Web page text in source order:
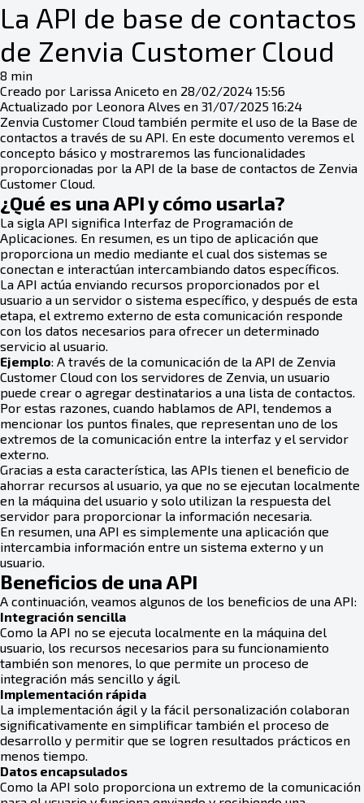
La API de base de contactos
de Zenvia Customer Cloud
8 min
Creado por Larissa Aniceto en 28/02/2024 15:56
Actualizado por Leonora Alves en 31/07/2025 16:24
Zenvia Customer Cloud también permite el uso de la Base de
contactos a través de su API. En este documento veremos el
concepto básico y mostraremos las funcionalidades
proporcionadas por la API de la base de contactos de Zenvia
Customer Cloud.
¿Qué es una API y cómo usarla?
La sigla API significa Interfaz de Programación de
Aplicaciones. En resumen, es un tipo de aplicación que
proporciona un medio mediante el cual dos sistemas se
conectan e interactúan intercambiando datos específicos.
La API actúa enviando recursos proporcionados por el
usuario a un servidor o sistema específico, y después de esta
etapa, el extremo externo de esta comunicación responde
con los datos necesarios para ofrecer un determinado
servicio al usuario.
Ejemplo: A través de la comunicación de la API de Zenvia
Customer Cloud con los servidores de Zenvia, un usuario
puede crear o agregar destinatarios a una lista de contactos.
Por estas razones, cuando hablamos de API, tendemos a
mencionar los puntos finales, que representan uno de los
extremos de la comunicación entre la interfaz y el servidor
externo.
Gracias a esta característica, las APIs tienen el beneficio de
ahorrar recursos al usuario, ya que no se ejecutan localmente
en la máquina del usuario y solo utilizan la respuesta del
servidor para proporcionar la información necesaria.
En resumen, una API es simplemente una aplicación que
intercambia información entre un sistema externo y un
usuario.
Beneficios de una API
A continuación, veamos algunos de los beneficios de una API:
Integración sencilla
Como la API no se ejecuta localmente en la máquina del
usuario, los recursos necesarios para su funcionamiento
también son menores, lo que permite un proceso de
integración más sencillo y ágil.
Implementación rápida
La implementación ágil y la fácil personalización colaboran
significativamente en simplificar también el proceso de
desarrollo y permitir que se logren resultados prácticos en
menos tiempo.
Datos encapsulados
Como la API solo proporciona un extremo de la comunicación